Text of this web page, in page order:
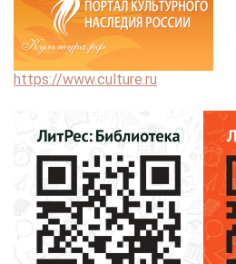
https://www.culture.ru